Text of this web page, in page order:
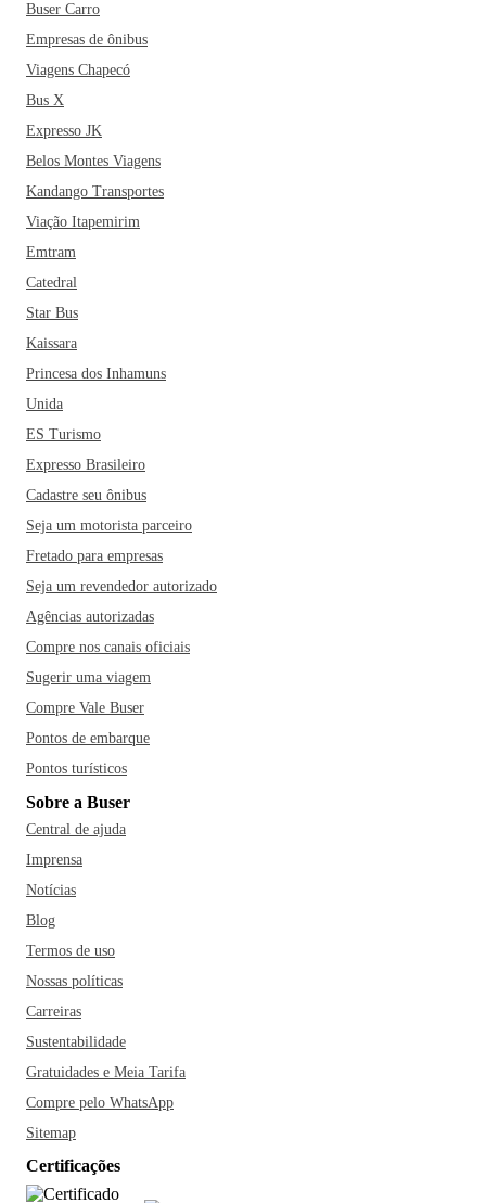
Buser Carro
Empresas de ônibus
Viagens Chapecó
Bus X
Expresso JK
Belos Montes Viagens
Kandango Transportes
Viação Itapemirim
Emtram
Catedral
Star Bus
Kaissara
Princesa dos Inhamuns
Unida
ES Turismo
Expresso Brasileiro
Cadastre seu ônibus
Seja um motorista parceiro
Fretado para empresas
Seja um revendedor autorizado
Agências autorizadas
Compre nos canais oficiais
Sugerir uma viagem
Compre Vale Buser
Pontos de embarque
Pontos turísticos
Sobre a Buser
Central de ajuda
Imprensa
Notícias
Blog
Termos de uso
Nossas políticas
Carreiras
Sustentabilidade
Gratuidades e Meia Tarifa
Compre pelo WhatsApp
Sitemap
Certificações